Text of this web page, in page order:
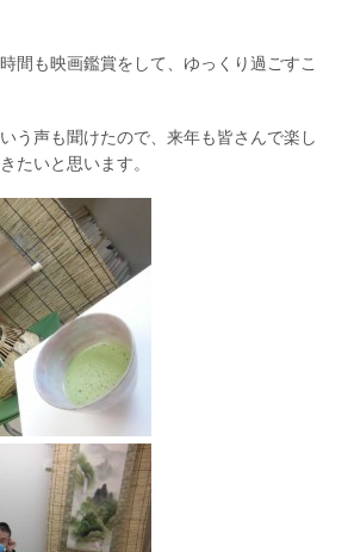
間も映画鑑賞をして、ゆっくり過ごすこ
う声も聞けたので、来年も皆さんで楽し
たいと思います。